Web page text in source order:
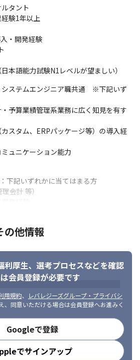
向上を支援します。
ティスの強みである「M&A x デジタル
ントの企業価値最大化を実現していきま
ーーーーーーーーーーーーーーーーー
予算・業績管理業務領域において、最
to End の業務及びシステム機能設
着化～効果創出までの実行推進を担
などの企画・計画フェーズから参画
び予算・業績管理業務領域をEnd to
・デジタル変革案から具体的なシステ
討定義を推進します。
ては詳細システム要件定義作業に携わ
して全体推進役を担い、プロジェクトを
画などの最上流フェーズから参画しプ
設定から携わることが多く、よりビジ
で業務することが可能です。
知識・最新トレンドを日々吸収するこ
はじめとする各ステークホルダーに新
新業務プロセス設計やルール整備を推進
トとしてのスキルが必要となります。
〉
画などの最上流フェーズから参画し、
ITソリューションの発掘から評価、最
整理・検討に携わることが可能です。
クノロジーの知識・最新トレンドを日々
す。最新テクノロジーの技術動向や各
の深い理解を背景としたソリューショ
タント
験1年以上
・開発経験
本語能力試験N1レベルが望ましい）
ステムエンジニア職共通　※下記いず
予算業績管理系業務に広く知見を有す
スタム、ERPパッケージ等）の導入経
ュニケーション能力
記いずれかに当てはまる方
会計 等）
務・経営管理機能における業務経験
、BPR経験）
知見・経験（ERP導入などで業務側メ
タント
キル
英語力
の他情報
厚生、 選考プロセスなどを確認
会員登録が必要です
用規約、
レバレジーズグループ・プライバシ
、同意いただける場合は会員登録へお進みく
Googleで登録
でサインアップ